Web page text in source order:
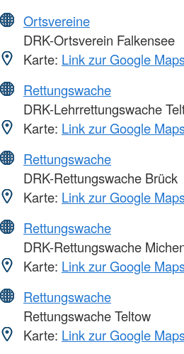
Ortsvereine
DRK-Ortsverein Falkensee
Karte: Link zur Google
Rettungswache
DRK-Lehrrettungswache
Karte: Link zur Google
Rettungswache
DRK-Rettungswache Brück
Karte: Link zur Google
Rettungswache
DRK-Rettungswache
Karte: Link zur Google
Rettungswache
Rettungswache Teltow
Karte: Link zur Google